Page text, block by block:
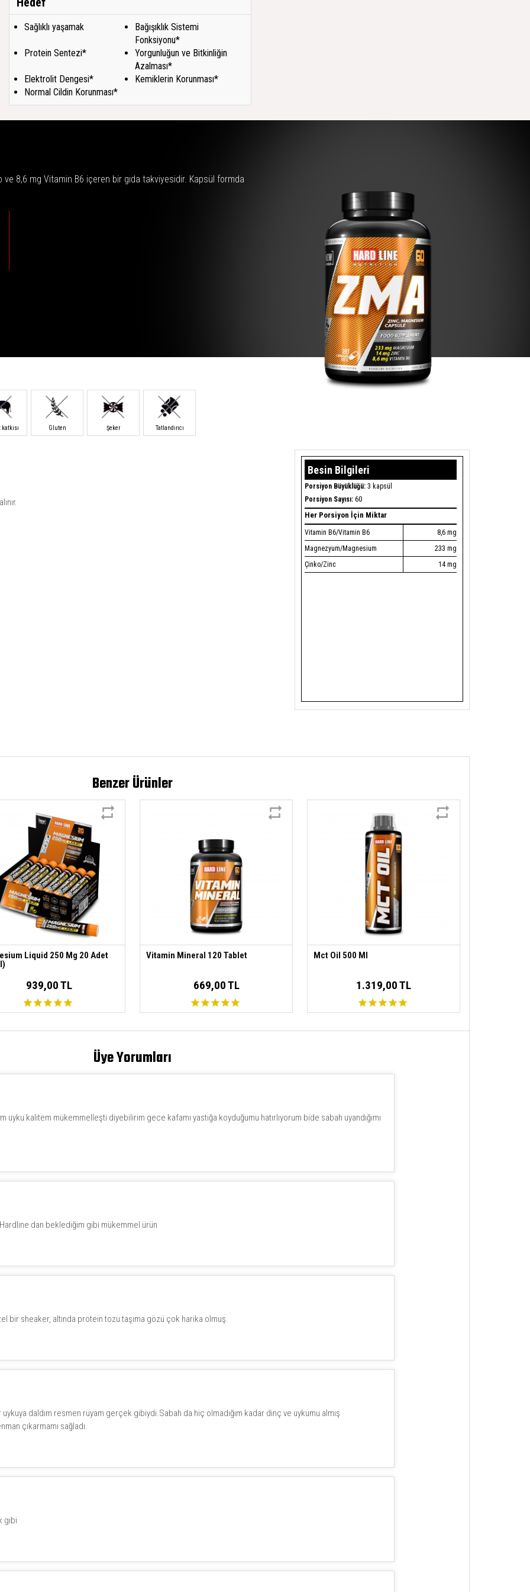
Sağlıklı yaşamak
Bağışıklık Sistemi
Fonksiyonu*
Protein Sentezi*
Yorgunluğun ve Bitkinliğin
Azalması*
Elektrolit Dengesi*
Kemiklerin Korunması*
Normal Cildin Korunması*
8,6 mg Vitamin B6 içeren bir gıda takviyesidir. Kapsül formda
Gluten Şeker Tatlandırıcı
Besin Bilgileri
Porsiyon Büyüklüğü: 3 kapsül
Porsiyon Sayısı: 60
Her Porsiyon İçin Miktar
Vitamin B6/Vitamin B6
8,6 mg
Magnezyum/Magnesium
233 mg
Çinko/Zinc
14 mg
Benzer Ürünler
Liquid 250 Mg 20 Adet
939,00 TL
Vitamin Mineral 120 Tablet
669,00 TL
Mct Oil 500 Ml
1.319,00 TL
Üye Yorumları
kalitem mükemmelleşti diyebilirim gece kafamı yastığa koyduğumu hatırlıyorum bide sabah uyandığımı
dan beklediğim gibi mükemmel ürün
bir sheaker, altında protein tozu taşıma gözü çok harika olmuş.
uykuya daldım resmen rüyam gerçek gibiydi.Sabah da hiç olmadığım kadar dinç ve uykumu almış
çıkarmamı sağladı.
gibi